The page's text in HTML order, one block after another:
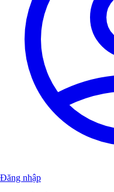
Đăng nhập